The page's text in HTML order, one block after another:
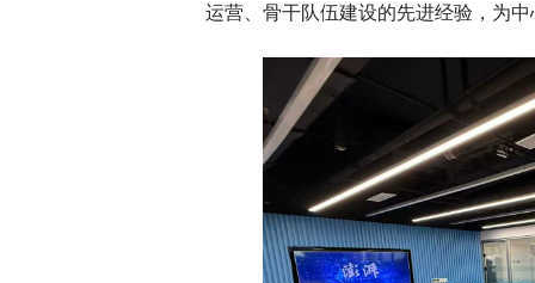
运营、骨干队伍建设的先进经验，为